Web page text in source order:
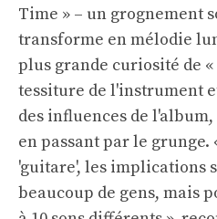
Time » – un grognement
transforme en mélodie
plus grande curiosité de
tessiture de l'instrument
des influences de
en passant par le grunge.
'guitare', les implications
beaucoup de gens, mais